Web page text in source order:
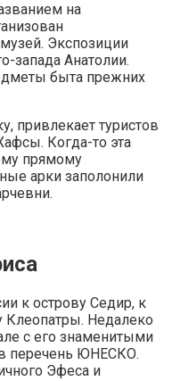
на
Экспозиции
запада Анатолии.
быта прежних
привлекает туристов
Когда-то эта
прямому
арки заполонили
к острову Седир, к
Клеопатры. Недалеко
с его знаменитыми
перечень ЮНЕСКО.
Эфеса и